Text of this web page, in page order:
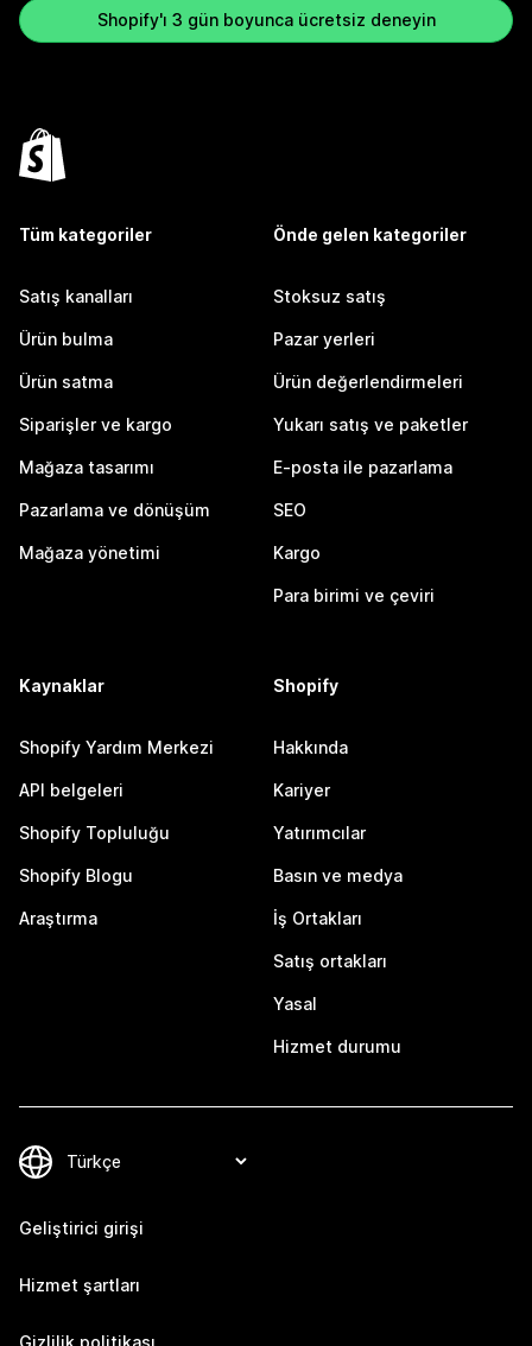
Shopify'ı 3 gün boyunca ücretsiz deneyin
Tüm kategoriler
Satış kanalları
Ürün bulma
Ürün satma
Siparişler ve kargo
Mağaza tasarımı
Pazarlama ve dönüşüm
Mağaza yönetimi
Önde gelen kategoriler
Stoksuz satış
Pazar yerleri
Ürün değerlendirmeleri
Yukarı satış ve paketler
E-posta ile pazarlama
SEO
Kargo
Para birimi ve çeviri
Kaynaklar
Shopify Yardım Merkezi
API belgeleri
Shopify Topluluğu
Shopify Blogu
Araştırma
Shopify
Hakkında
Kariyer
Yatırımcılar
Basın ve medya
İş Ortakları
Satış ortakları
Yasal
Hizmet durumu
Geliştirici girişi
Hizmet şartları